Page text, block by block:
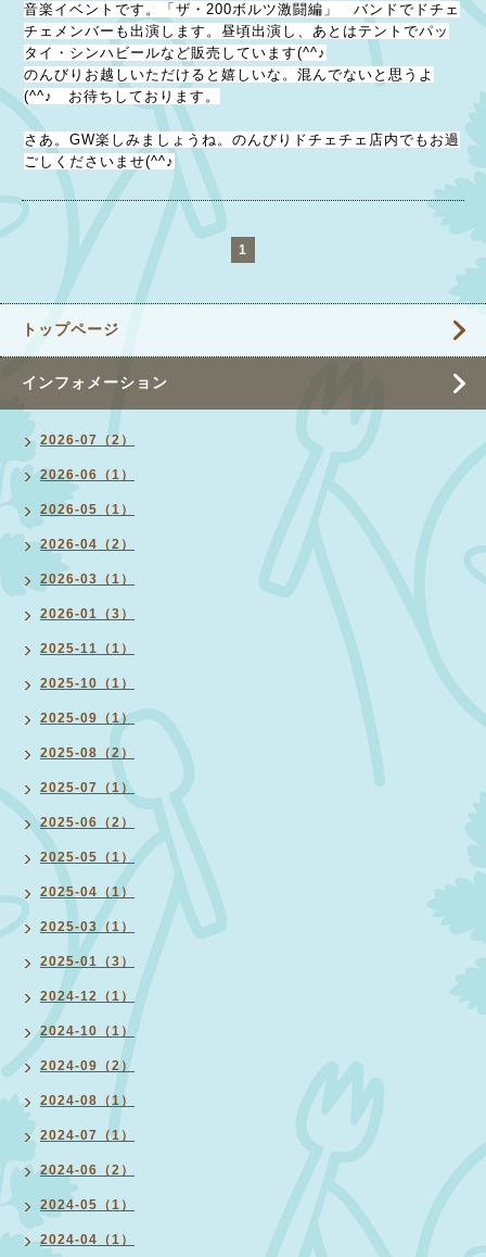
音楽イベントです。「ザ・200ボルツ激闘編」 バンドでドチェ
チェメンバーも出演します。昼頃出演し、あとはテントでパッ
タイ・シンハビールなど販売しています(^^♪
のんびりお越しいただけると嬉しいな。混んでないと思うよ
(^^♪ お待ちしております。
さあ。GW楽しみましょうね。のんびりドチェチェ店内でもお過
ごしくださいませ(^^♪
1
トップページ
インフォメーション
2026-07（2）
2026-06（1）
2026-05（1）
2026-04（2）
2026-03（1）
2026-01（3）
2025-11（1）
2025-10（1）
2025-09（1）
2025-08（2）
2025-07（1）
2025-06（2）
2025-05（1）
2025-04（1）
2025-03（1）
2025-01（3）
2024-12（1）
2024-10（1）
2024-09（2）
2024-08（1）
2024-07（1）
2024-06（2）
2024-05（1）
2024-04（1）